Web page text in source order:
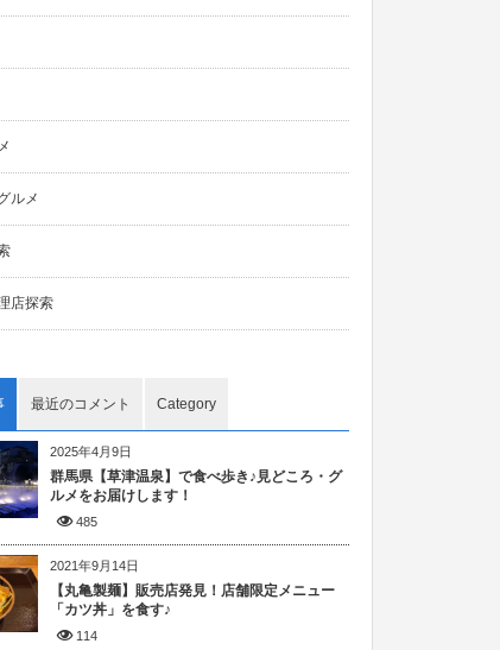
ルメ
店探索
最近のコメント Category
2025年4月9日
群馬県【草津温泉】で食べ歩き♪見どころ・グ
ルメをお届けします！
485
2021年9月14日
【丸亀製麺】販売店発見！店舗限定メニュー
「カツ丼」を食す♪
114